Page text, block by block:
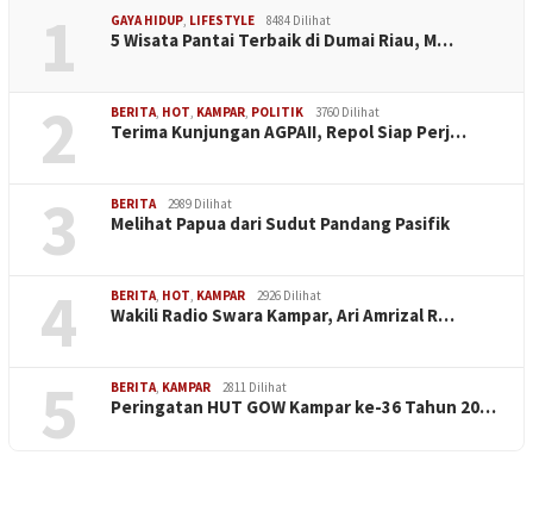
1 GAYA HIDUP, LIFESTYLE 8484 Dilihat
5 Wisata Pantai Terbaik di Dumai Riau, M…
2 BERITA, HOT, KAMPAR, POLITIK 3760 Dilihat
Terima Kunjungan AGPAII, Repol Siap Perj…
3 BERITA 2989 Dilihat
Melihat Papua dari Sudut Pandang Pasifik
4 BERITA, HOT, KAMPAR 2926 Dilihat
Wakili Radio Swara Kampar, Ari Amrizal R…
5 BERITA, KAMPAR 2811 Dilihat
Peringatan HUT GOW Kampar ke-36 Tahun 20…